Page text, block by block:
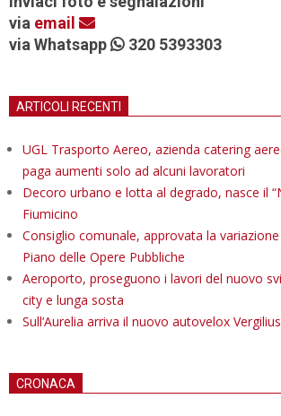
via email
via Whatsapp
320 5393303
ARTICOLI RECENTI
UGL Trasporto Aereo, azienda catering
paga aumenti solo ad alcuni lavoratori
Decoro urbano e lotta al degrado, nasce il
Fiumicino
Consiglio comunale, approvata la
Piano delle Opere Pubbliche
Aeroporto, proseguono i lavori del nuovo
city e lunga sosta
Sull’Aurelia arriva il nuovo autovelox Vergilius
CRONACA